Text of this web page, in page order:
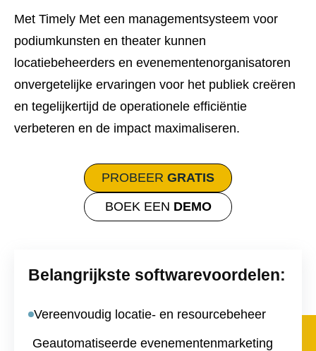
Met Timely Met een managementsysteem voor
podiumkunsten en theater kunnen
locatiebeheerders en evenementenorganisatoren
onvergetelijke ervaringen voor het publiek creëren
en tegelijkertijd de operationele efficiëntie
verbeteren en de impact maximaliseren.
PROBEER GRATIS
BOEK EEN DEMO
Belangrijkste softwarevoordelen:
Vereenvoudig locatie- en resourcebeheer
Geautomatiseerde evenementenmarketing